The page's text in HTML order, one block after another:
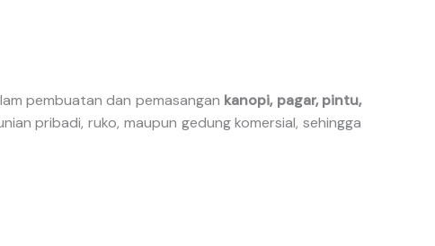
pembuatan dan pemasangan kanopi, pagar, pintu,
pribadi, ruko, maupun gedung komersial, sehingga